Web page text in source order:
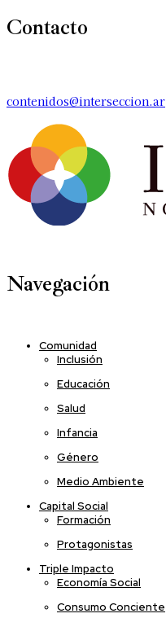
Contacto
contenidos@interseccion.ar
Navegación
Comunidad
Inclusión
Educación
Salud
Infancia
Género
Medio Ambiente
Capital Social
Formación
Protagonistas
Triple Impacto
Economía Social
Consumo Conciente